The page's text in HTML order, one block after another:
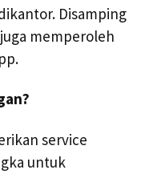
Disamping
memperoleh
service
untuk